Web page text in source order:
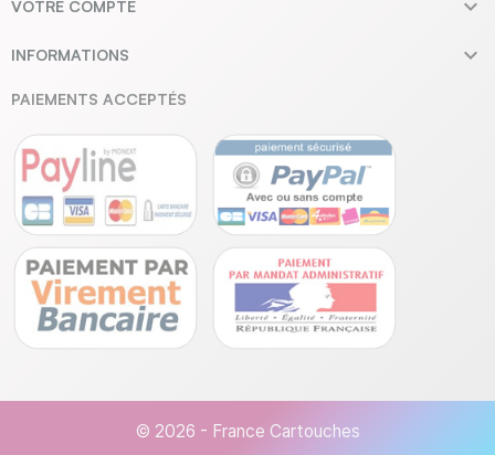
VOTRE COMPTE 
INFORMATIONS 
PAIEMENTS ACCEPTÉS
© 2026 - France Cartouches